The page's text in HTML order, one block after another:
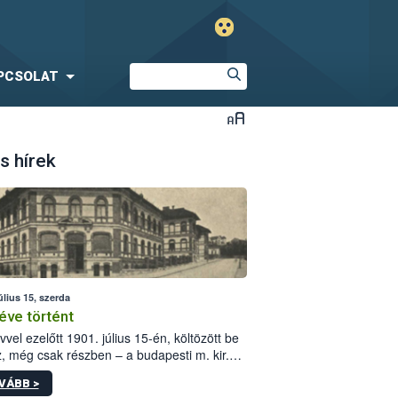
hírek
15, szerda
történt
ezelőtt 1901. július 15-én, költözött be
még csak részben – a budapesti m. kir.
állomás a Kis Rókus utca
alatti, Czigler Győző által tervezett új
>